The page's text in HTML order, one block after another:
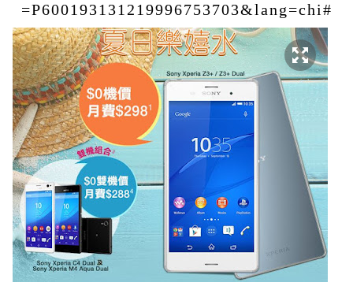
=P600193131219996753703&lang=chi#